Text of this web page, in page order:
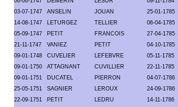
03-07-1747
ANSELIN JOUAN 25-01-1785
14-08-1747
LETURGEZ TELLIER 06-04-1785
05-09-1747
PETIT FRANCOIS 27-04-1785
21-11-1747
VANIEZ PETIT 04-10-1785
09-01-1748
CUVELIER LEFEBVRE 05-11-1785
09-01-1750
ATTAGNANT CUVILLIER 22-11-1785
09-01-1751
DUCATEL PIERRON 04-07-1786
25-05-1751
SAGNIER LEROUX 24-09-1786
22-09-1751
PETIT LEDRU 14-11-1786